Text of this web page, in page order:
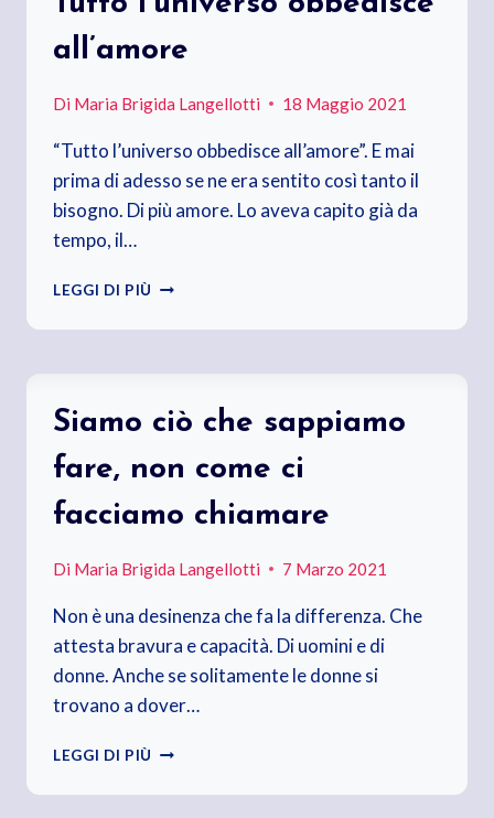
all’amore
Di Maria Brigida Langellotti 18 Maggio 2021
“Tutto l’universo obbedisce all’amore”. E mai
prima di adesso se ne era sentito così tanto il
bisogno. Di più amore. Lo aveva capito già da
tempo, il…
LEGGI DI PIÙ TUTTO
OBBEDISCE
Siamo ciò che sappiamo
fare, non come ci
facciamo chiamare
Di Maria Brigida Langellotti 7 Marzo 2021
Non è una desinenza che fa la differenza. Che
attesta bravura e capacità. Di uomini e di
donne. Anche se solitamente le donne si
trovano a dover…
LEGGI DI PIÙ SIAMO
CHE